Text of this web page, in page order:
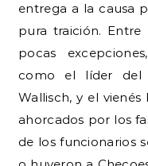
entrega a la causa
pura traición. Entre
pocas
como el líder del
Wallisch, y el
ahorcados por los
de los funcionarios